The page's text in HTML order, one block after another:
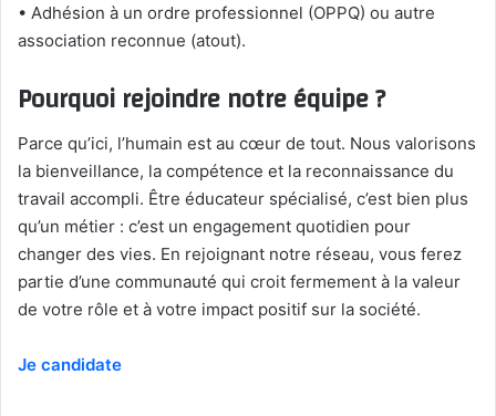
• Adhésion à un ordre professionnel (OPPQ) ou autre
association reconnue (atout).
Pourquoi rejoindre notre équipe ?
Parce qu’ici, l’humain est au cœur de tout. Nous valorisons
la bienveillance, la compétence et la reconnaissance du
travail accompli. Être éducateur spécialisé, c’est bien plus
qu’un métier : c’est un engagement quotidien pour
changer des vies. En rejoignant notre réseau, vous ferez
partie d’une communauté qui croit fermement à la valeur
de votre rôle et à votre impact positif sur la société.
Je candidate